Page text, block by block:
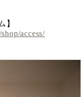
】
access/